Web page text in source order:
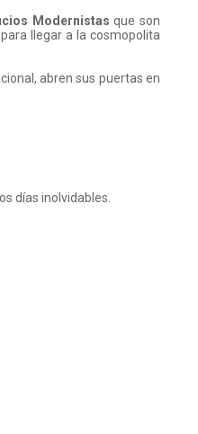
Modernistas que son
llegar a la cosmopolita
abren sus puertas en
días inolvidables.